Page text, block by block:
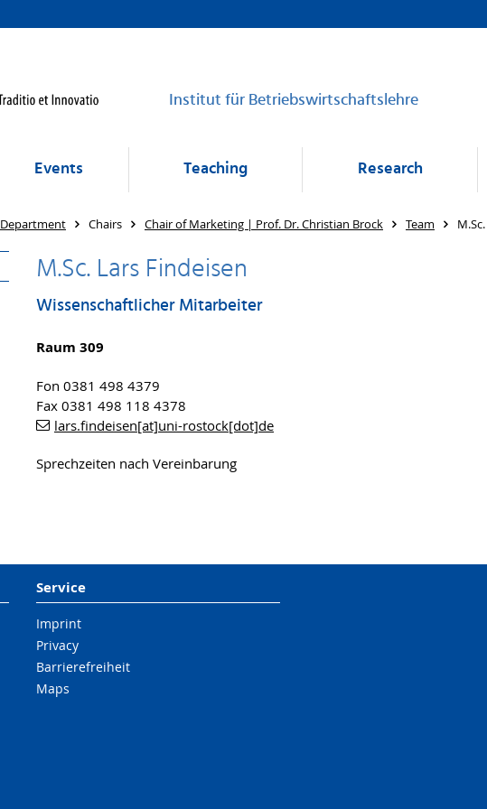
Institut für Betriebswirtschaftslehre
Events Teaching Research
Department Chairs Chair of Marketing | Prof. Dr. Christian Brock Team
M.Sc. Lars Findeisen
Wissenschaftlicher Mitarbeiter
Raum 309
Fon 0381 498 4379
Fax 0381 498 118 4378
lars.findeisen[at]uni-rostock[dot]de
Sprechzeiten nach Vereinbarung
Service
Imprint
Privacy
Barrierefreiheit
Maps